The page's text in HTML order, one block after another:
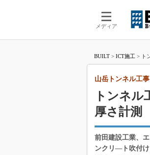
メディア
BUILT > ICT施工 > ト
トンネ
厚さ計測
山岳トンネル工事
前田建設工業、
ンクリ―ト吹付け